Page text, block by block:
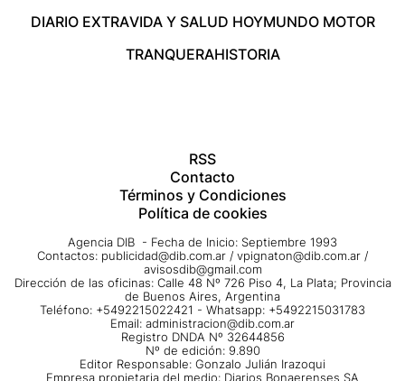
DIARIO EXTRAVIDA Y SALUD HOYMUNDO MOTOR
TRANQUERAHISTORIA
RSS
Contacto
Términos y Condiciones
Política de cookies
Agencia DIB - Fecha de Inicio: Septiembre 1993
Contactos: publicidad@dib.com.ar / vpignaton@dib.com.ar /
avisosdib@gmail.com
Dirección de las oficinas: Calle 48 Nº 726 Piso 4, La Plata; Provincia
de Buenos Aires, Argentina
Teléfono: +5492215022421 - Whatsapp: +5492215031783
Email: administracion@dib.com.ar
Registro DNDA Nº 32644856
Nº de edición: 9.890
Editor Responsable: Gonzalo Julián Irazoqui
Empresa propietaria del medio: Diarios Bonaerenses SA